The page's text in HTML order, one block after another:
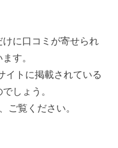
に口コミが寄せられ
す。
イトに掲載されている
しょう。
ご覧ください。